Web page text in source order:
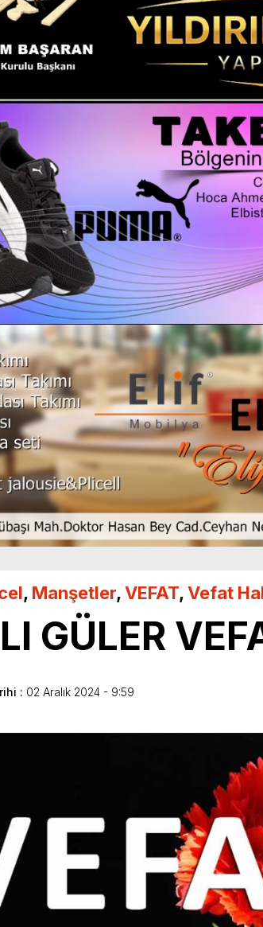
, Manşetler,VEFAT,Vefat
GÜLER
: 02 Aralık 2024 - 9:59